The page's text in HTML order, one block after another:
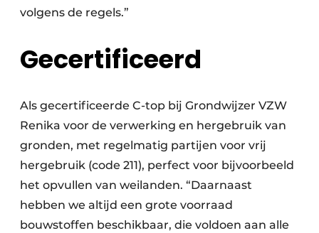
volgens de regels.”
Gecertificeerd
Als gecertificeerde C-top bij Grondwijzer VZW
Renika voor de verwerking en hergebruik van
gronden, met regelmatig partijen voor vrij
hergebruik (code 211), perfect voor bijvoorbeeld
het opvullen van weilanden. “Daarnaast
hebben we altijd een grote voorraad
bouwstoffen beschikbaar, die voldoen aan alle